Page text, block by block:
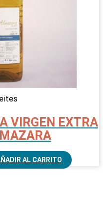
VIRGEN EXTRA
AL CARRITO